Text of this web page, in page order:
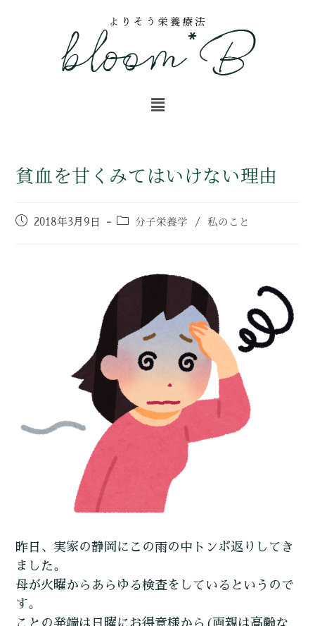
貧血を甘くみてはいけない理由
2018年3月9日 分子栄養学 / 私のこと
昨日、実家の静岡にこの雨の中トンボ返りしてき
ました。
母が火曜からあらゆる検査をしているというので
す。
ことの発端は日曜にお得意様から(両親は高齢な